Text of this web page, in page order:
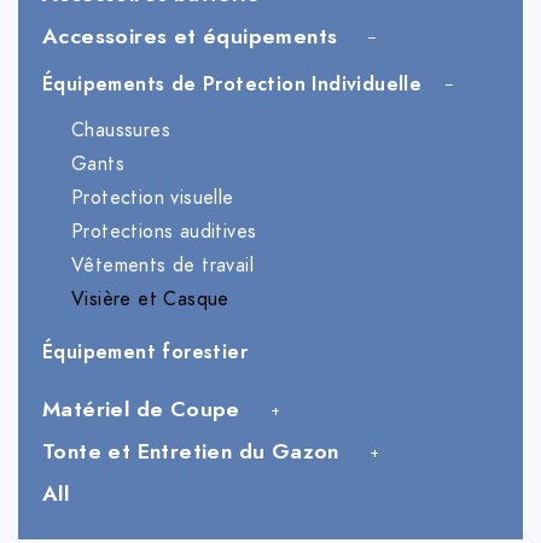
Accessoires et équipements
Équipements de Protection Individuelle
Chaussures
Gants
Protection visuelle
Protections auditives
Vêtements de travail
Visière et Casque
Équipement forestier
Matériel de Coupe
Tonte et Entretien du Gazon
All